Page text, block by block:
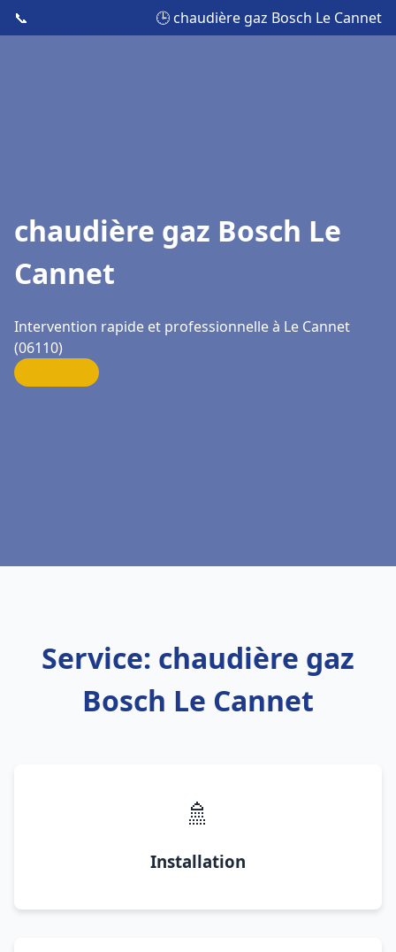
📞 🕒 chaudière gaz Bosch Le Cannet
chaudière gaz Bosch Le
Cannet
Intervention rapide et professionnelle à Le Cannet
(06110)
Service: chaudière gaz
Bosch Le Cannet
🚿
Installation